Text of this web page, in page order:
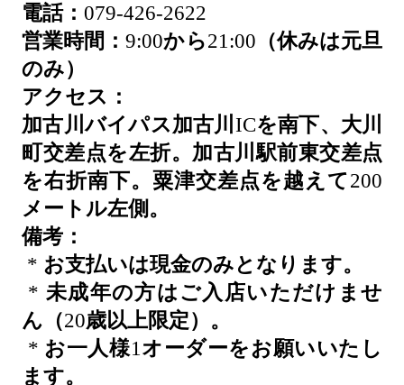
電話： 079-426-2622
営業時間：9:00から21:00 （休みは元旦
のみ）
アクセス：
加古川バイパス加古川 ICを南下、大川
町交差点を左折。加古川駅前東交差点
を右折南下。粟津交差点を越えて200
メートル左側。
備考：
* お支払いは現金のみとなります。
* 未成年の方はご入店いただけませ
ん（20歳以上限定）。
* お一人様1 オーダーをお願いいたし
ます。